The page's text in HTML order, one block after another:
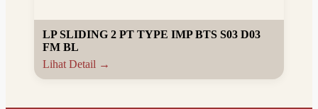
LP SLIDING 2 PT TYPE IMP BTS S03 D03
FM BL
Lihat Detail →